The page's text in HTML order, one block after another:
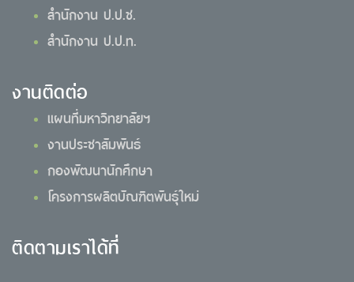
สำนักงาน ป.ป.ช.
สำนักงาน ป.ป.ท.
งานติดต่อ
แผนที่มหาวิทยาลัยฯ
งานประชาสัมพันธ์
กองพัฒนานักศึกษา
โครงการผลิตบัณฑิตพันธุ์ใหม่
ติดตามเราได้ที่